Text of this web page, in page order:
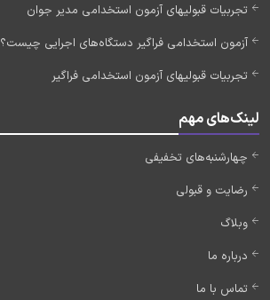
تجربیات قبولیهای آزمون استخدامی مدیر جوان
آزمون استخدامی فراگیر دستگاه‌های اجرایی چیست؟
تجربیات قبولیهای آزمون استخدامی فراگیر
لینک‌های مهم
چهارشنبه‌های تخفیفی
رضایت و قبولی
وبلاگ
درباره ما
تماس با ما